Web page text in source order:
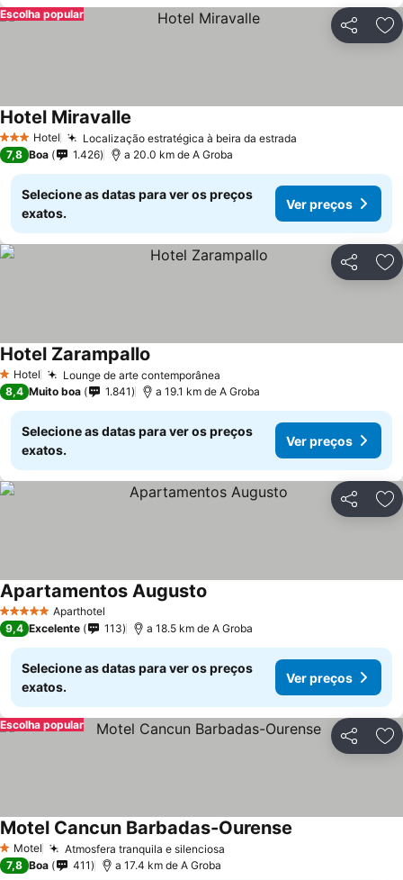
Partilhar
Escolha popular
3 EstrelasHotel Localização estratégica à beira da estrada
Hotel Miravalle
7,8 Boa 1.426 a 20.0 km de A Groba
Selecione as datas para ver os preços
exatos.
Ver preços
Partilhar
1 Estrelas
Hotel Lounge de arte contemporânea
Hotel Zarampallo
8,4 Muito boa 1.841 a 19.1 km de A Groba
Selecione as datas para ver os preços
exatos.
Ver preços
Partilhar
5 Estrelas Aparthotel
Apartamentos Augusto
9,4 Excelente 113 a 18.5 km de A Groba
Selecione as datas para ver os preços
exatos.
Ver preços
Partilhar
Escolha popular
1 Estrelas
Motel Atmosfera tranquila e silenciosa
Motel Cancun Barbadas-Ourense
7,8 Boa 411 a 17.4 km de A Groba